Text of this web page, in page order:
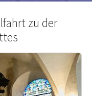
zu der